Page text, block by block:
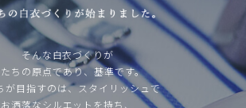
そんな白衣づくりが
ちの原点であり、基準です。
が目指すのは、スタイリッシュで
お洒落なシルエットを持ち、